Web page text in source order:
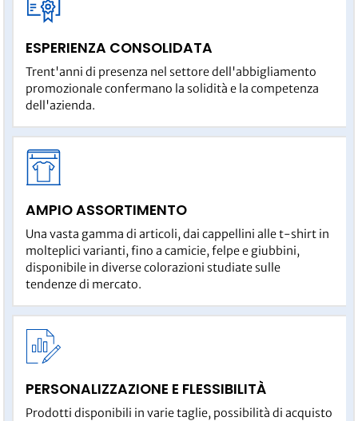
ESPERIENZA CONSOLIDATA
Trent'anni di presenza nel settore dell'abbigliamento
promozionale confermano la solidità e la competenza
dell'azienda.
AMPIO ASSORTIMENTO
Una vasta gamma di articoli, dai cappellini alle t-shirt in
molteplici varianti, fino a camicie, felpe e giubbini,
disponibile in diverse colorazioni studiate sulle
tendenze di mercato.
PERSONALIZZAZIONE E FLESSIBILITÀ
Prodotti disponibili in varie taglie, possibilità di acquisto